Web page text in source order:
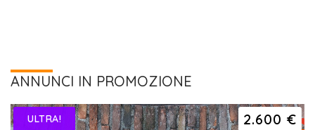
ANNUNCI IN PROMOZIONE
2.600 €
ULTRA!